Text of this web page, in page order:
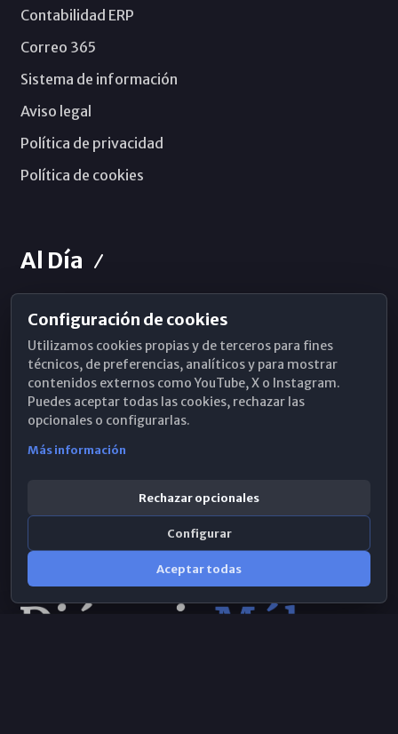
Contabilidad ERP
Correo 365
Sistema de información
Aviso legal
Política de privacidad
Política de cookies
Al Día
Horarios de Misa
Hemeroteca
WhatsApp
Configuración de cookies
Utilizamos cookies propias y de terceros para fines
técnicos, de preferencias, analíticos y para mostrar
contenidos externos como YouTube, X o Instagram.
Puedes aceptar todas las cookies, rechazar las
opcionales o configurarlas.
Más información
Rechazar opcionales
Configurar
Aceptar todas